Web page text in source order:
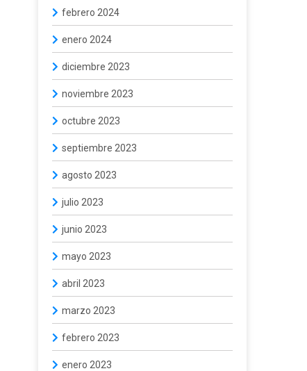
febrero 2024
enero 2024
diciembre 2023
noviembre 2023
octubre 2023
septiembre 2023
agosto 2023
julio 2023
junio 2023
mayo 2023
abril 2023
marzo 2023
febrero 2023
enero 2023